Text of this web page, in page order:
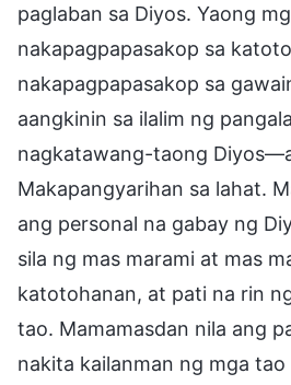
paglaban sa Diyos. Yaong
nakapagpapasakop sa
nakapagpapasakop sa
aangkinin sa ilalim ng
nagkatawang-taong
Makapangyarihan sa lahat.
ang personal na gabay ng
sila ng mas marami at mas
katotohanan, at pati na rin
tao. Mamamasdan nila ang
nakita kailanman ng mga tao